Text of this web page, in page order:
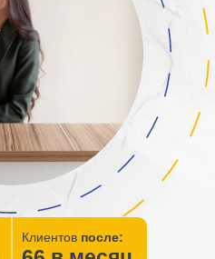
Клиентов после: